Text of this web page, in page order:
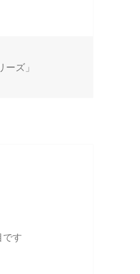
ズ」
です